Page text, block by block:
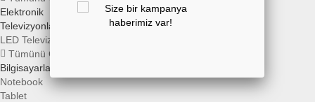
Elektronik
Televizyonlar
LED Televizyonlar
Tümünü Göster
Bilgisayarlar
Notebook
Tablet